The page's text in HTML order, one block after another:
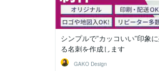
シンプルで”カッコいい”印象
る名刺を作成します
GAKO Design